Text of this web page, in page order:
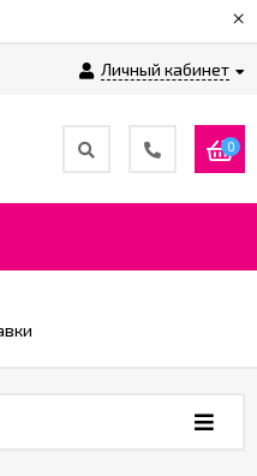
×
Личный кабинет
0